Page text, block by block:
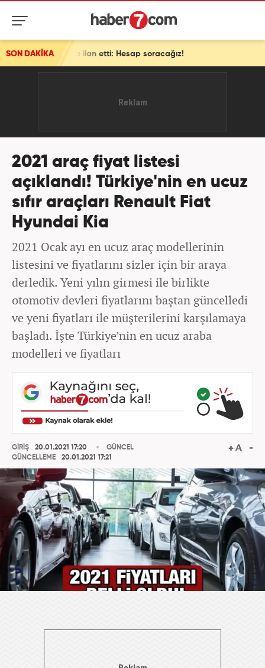
SON DAKİKABakan Gürlek 'yeni bir boyuta geçiyoruz' deyip son
2021 araç fiyat listesi
açıklandı! Türkiye'nin en ucuz
sıfır araçları Renault Fiat
Hyundai Kia
2021 Ocak ayı en ucuz araç modellerinin
listesini ve fiyatlarını sizler için bir araya
derledik. Yeni yılın girmesi ile birlikte
otomotiv devleri fiyatlarını baştan güncelledi
ve yeni fiyatları ile müşterilerini karşılamaya
başladı. İşte Türkiye’nin en ucuz araba
modelleri ve fiyatları
GİRİŞ
20.01.2021 17:20
GÜNCELLEME
20.01.2021 17:21
GÜNCEL